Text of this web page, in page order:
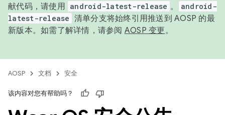
献代码，请使用 android-latest-release 。
android-
latest-release 清单分支将始终引用推送到 AOSP 的最
新版本。如需了解详情，请参阅 AOSP 变更。
AOSP 文档 安全
该内容对您有帮助吗？